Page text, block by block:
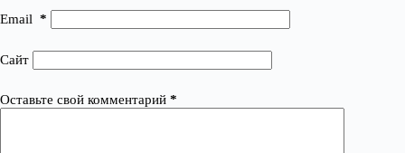
Email *
Сайт
Оставьте свой комментарий *